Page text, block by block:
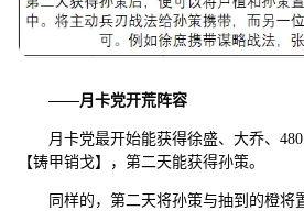
——月卡党开荒阵容
月卡党最开始能获得徐盛、大乔、480
【铸甲销戈】，第二天能获得孙策。
同样的，第二天将孙策与抽到的橙将置